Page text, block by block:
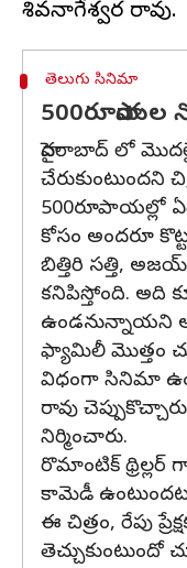
తెలుగు సినిమా
500రూపాయల
హైదరాబాద్ లో
చేరుకుంటుందని
500రూపాయల్లో
కోసం అందరూ
బిత్తిరి సత్తి,
కనిపిస్తోంది. అది
ఉండనున్నాయని
ఫ్యామిలీ మొత్తం
విధంగా సినిమా
రావు
నిర్మించారు.
రొమాంటిక్
కామెడీ
ఈ చిత్రం, రేపు
తెచ్చుకుంటుందో